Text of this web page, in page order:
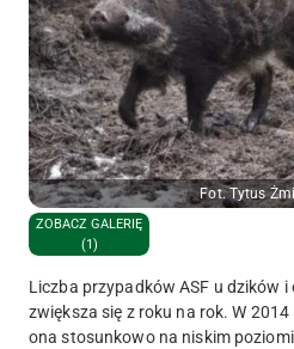
Fot. Tytus
ZOBACZ GALERIĘ
(1)
Liczba przypadków ASF u dzików
zwiększa się z roku na rok. W
ona stosunkowo na niskim